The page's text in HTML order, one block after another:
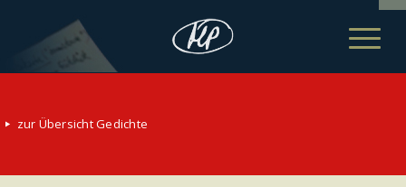
zur Übersicht Gedichte